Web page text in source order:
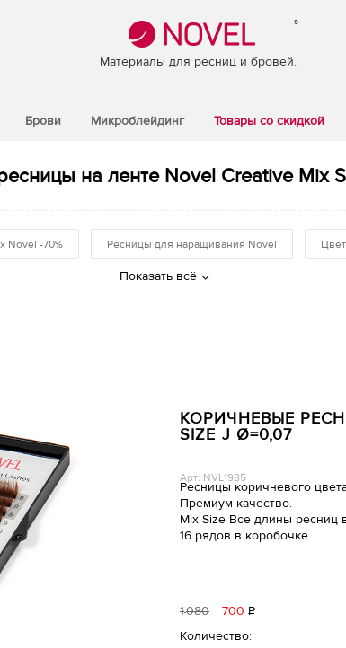
®
Материалы для ресниц и бровей.
Брови Микроблейдинг Товары со скидкой
на ленте Novel Creative Mix
Novel -70% Ресницы для наращивания Novel
Показать всё
КОРИЧНЕВЫЕ
SIZE J Ø=0,07
Арт: NVL1985
Ресницы коричневого
Премиум качество.
Mix Size Все длины ресниц
16 рядов в коробочке.
1080 700 Р
Количество: